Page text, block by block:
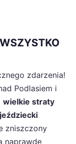
zdarzenia!
Podlasiem i
wielkie straty
zniszczony
naprawdę